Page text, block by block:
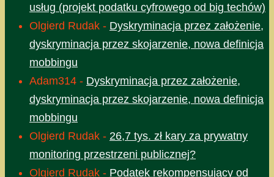
usług (projekt podatku cyfrowego od big techów)
Olgierd Rudak - Dyskryminacja przez założenie,
dyskryminacja przez skojarzenie, nowa definicja
mobbingu
Adam314 - Dyskryminacja przez założenie,
dyskryminacja przez skojarzenie, nowa definicja
mobbingu
Olgierd Rudak - 26,7 tys. zł kary za prywatny
monitoring przestrzeni publicznej?
Olgierd Rudak - Podatek rekompensujący od